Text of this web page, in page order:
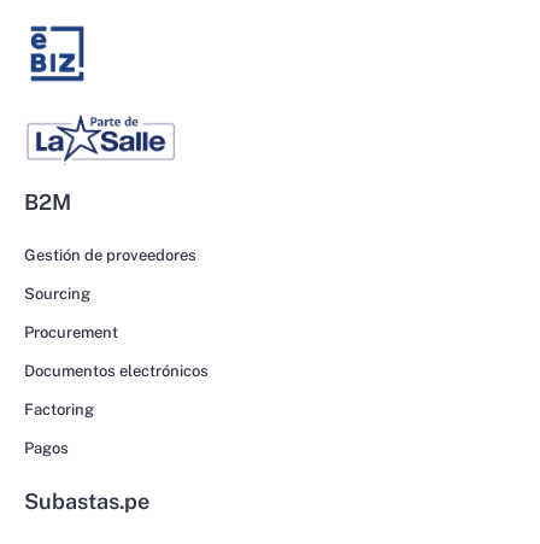
B2M
Gestión de proveedores
Sourcing
Procurement
Documentos electrónicos
Factoring
Pagos
Subastas.pe